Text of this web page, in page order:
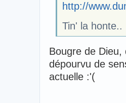
http://
Tin' la honte..
Bougre de
dépourvu de
actuelle :'(